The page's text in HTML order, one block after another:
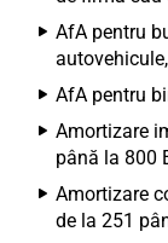
AfA pentru
autovehicule,
AfA pentru
Amortizare
până la 800
Amortizare
de la 251